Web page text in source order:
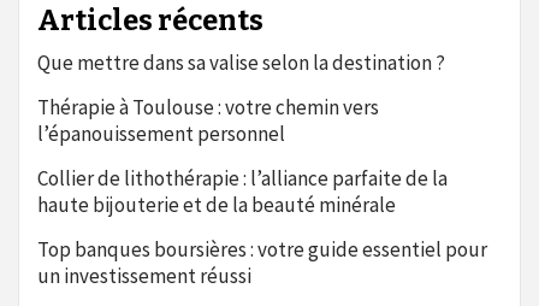
Articles récents
Que mettre dans sa valise selon la destination ?
Thérapie à Toulouse : votre chemin vers
l’épanouissement personnel
Collier de lithothérapie : l’alliance parfaite de la
haute bijouterie et de la beauté minérale
Top banques boursières : votre guide essentiel pour
un investissement réussi